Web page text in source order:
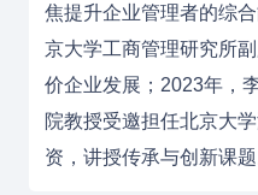
焦提升企业管理者的综合
京大学工商管理研究所
价企业发展 ；2023年，
院教授受邀担任北京大
资，讲授传承与创新课题